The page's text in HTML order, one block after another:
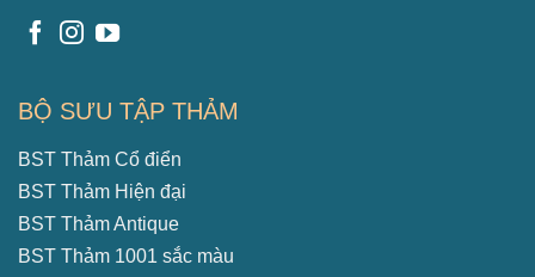
BỘ SƯU TẬP THẢM
BST Thảm Cổ điển
BST Thảm Hiện đại
BST Thảm Antique
BST Thảm 1001 sắc màu